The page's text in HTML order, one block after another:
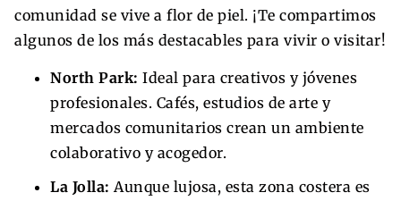
comunidad se vive a flor de piel. ¡Te compartimos
algunos de los más destacables para vivir o visitar!
North Park: Ideal para creativos y jóvenes
profesionales. Cafés, estudios de arte y
mercados comunitarios crean un ambiente
colaborativo y acogedor.
La Jolla: Aunque lujosa, esta zona costera es